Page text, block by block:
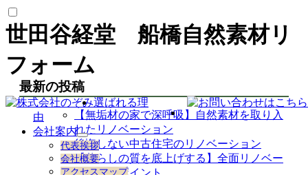
世田谷経堂 船橋自然素材リ
フォーム
選ばれる理
由
会社案内
サ
ブ
メ
代表挨拶
会社概要
アクセスマップ
最新の投稿
【無垢材の家で深呼吸】自然素材を取り入
れたリノベーション
後悔しない中古住宅のリノベーション
【暮らしの質を底上げする】全面リノベー
ションのポイント